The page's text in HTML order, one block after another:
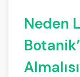
Neden